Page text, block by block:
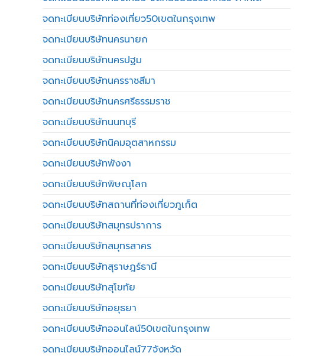
จดทะเบียนบริษัทท่องเที่ยว50เขตในกรุงเทพ
จดทะเบียนบริษัทนครนายก
จดทะเบียนบริษัทนครปฐม
จดทะเบียนบริษัทนครราชสีมา
จดทะเบียนบริษัทนครศรีธรรมราช
จดทะเบียนบริษัทนนทบุรี
จดทะเบียนบริษัทนิคมอุตสาหกรรม
จดทะเบียนบริษัทพังงา
จดทะเบียนบริษัทพิษณุโลก
จดทะเบียนบริษัทสถานที่ท่องเที่ยวภูเก็ต
จดทะเบียนบริษัทสมุทรปราการ
จดทะเบียนบริษัทสมุทรสาคร
จดทะเบียนบริษัทสุราษฎร์ธานี
จดทะเบียนบริษัทสุโขทัย
จดทะเบียนบริษัทอยุธยา
จดทะเบียนบริษัทออนไลน์50เขตในกรุงเทพ
จดทะเบียนบริษัทออนไลน์77จังหวัด